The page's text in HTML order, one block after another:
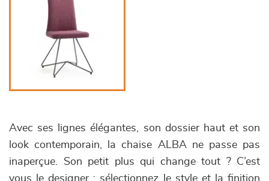
Avec ses lignes élégantes, son dossier haut et son
look contemporain, la chaise ALBA ne passe pas
inaperçue. Son petit plus qui change tout ? C’est
vous le designer : sélectionnez le style et la finition